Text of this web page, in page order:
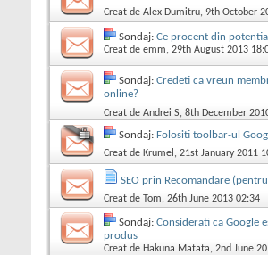
Creat de Alex Dumitru, 9th October
Sondaj: Ce procent din
Creat de emm, 29th August 2013
Sondaj: Credeti ca vreun
online?
Creat de Andrei S, 8th December
Sondaj: Folositi toolbar-ul
Creat de Krumel , 21st January 2011
SEO prin Recomandare
Creat de Tom, 26th June 2013 02:34
Sondaj: Considerati ca Google
produs
Creat de Hakuna Matata, 2nd June